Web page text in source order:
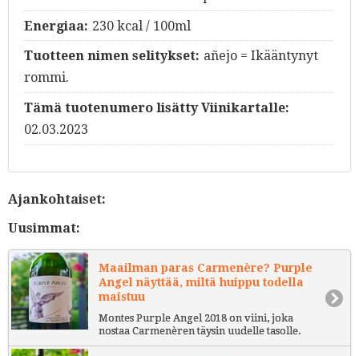
Energiaa: 230 kcal / 100ml
Tuotteen nimen selitykset: añejo = Ikääntynyt
rommi.
Tämä tuotenumero lisätty Viinikartalle:
02.03.2023
Ajankohtaiset:
Uusimmat:
Maailman paras Carmenère? Purple
Angel näyttää, miltä huippu todella
maistuu
Montes Purple Angel 2018 on viini, joka
nostaa Carmenèren täysin uudelle tasolle.